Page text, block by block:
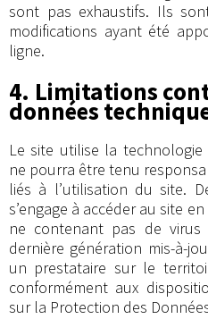
sont pas exhaustifs. Ils
modifications ayant été
ligne.
4. Limitations
données
Le site utilise la
ne pourra être tenu
liés à l’utilisation du site.
s’engage à accéder au site
ne contenant pas de
dernière génération mis-à-
un prestataire sur le
conformément aux
sur la Protection des